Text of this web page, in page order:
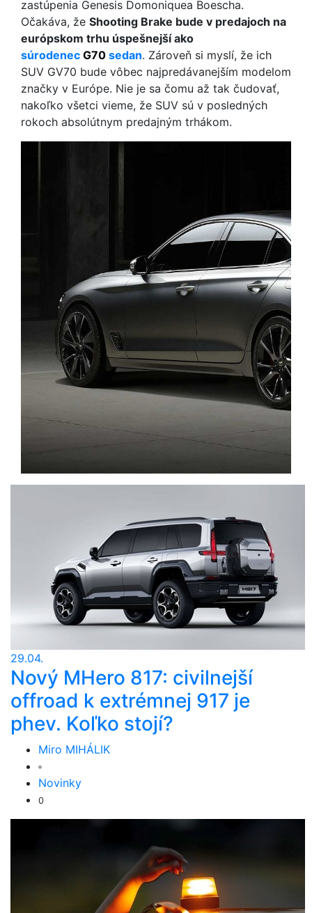
zastúpenia Genesis Domoniquea Boescha.
Očakáva, že Shooting Brake bude v predajoch na
európskom trhu úspešnejší ako
súrodenec G70 sedan. Zároveň si myslí, že ich
SUV GV70 bude vôbec najpredávanejším modelom
značky v Európe. Nie je sa čomu až tak čudovať,
nakoľko všetci vieme, že SUV sú v posledných
rokoch absolútnym predajným trhákom.
29.04.
Nový MHero 817: civilnejší
offroad k extrémnej 917 je
phev. Koľko stojí?
Miro MIHÁLIK
Novinky
0